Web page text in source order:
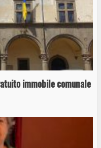
immobile comunale